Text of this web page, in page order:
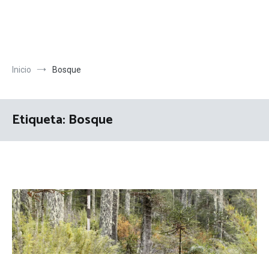
Inicio Bosque
Etiqueta: Bosque